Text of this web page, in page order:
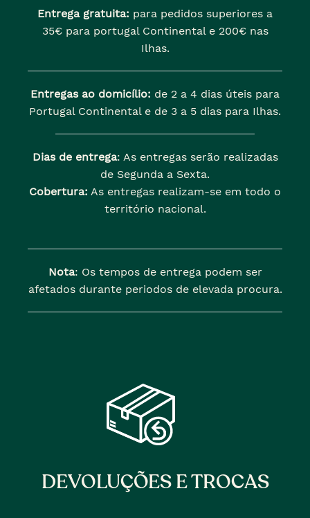
Entrega gratuita: para pedidos superiores a
35€ para portugal Continental e 200€ nas
Ilhas.
Entregas ao domicílio: de 2 a 4 dias úteis para
Portugal Continental e de 3 a 5 dias para Ilhas.
Dias de entrega: As entregas serão realizadas
de Segunda a Sexta.
Cobertura: As entregas realizam-se em todo o
território nacional.
Nota: Os tempos de entrega podem ser
afetados durante periodos de elevada procura.
DEVOLUÇÕES E TROCAS